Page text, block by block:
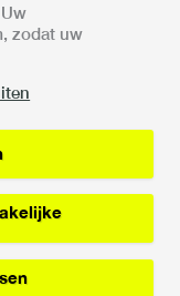
zodat uw